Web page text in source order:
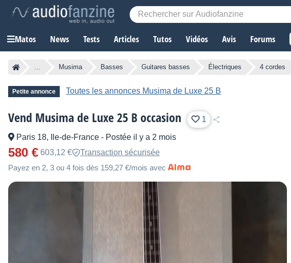
Matos News Tests Articles Tutos Vidéos Avis Forums
... Musima Basses Guitares basses Électriques 4 cordes
Petite annonce Toutes les annonces Musima de Luxe 25 B
Vend Musima de Luxe 25 B occasion 1
Paris 18, Ile-de-France - Postée il y a 2 mois
580 € 603,12 €
Transaction sécurisée
Payez en 2, 3 ou 4 fois dès 159,27 €/mois avec